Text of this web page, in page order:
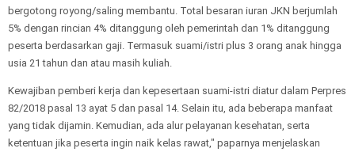
bergotong royong/saling membantu. Total besaran iuran JKN berjumlah
5% dengan rincian 4% ditanggung oleh pemerintah dan 1% ditanggung
peserta berdasarkan gaji. Termasuk suami/istri plus 3 orang anak hingga
usia 21 tahun dan atau masih kuliah.
Kewajiban pemberi kerja dan kepesertaan suami-istri diatur dalam Perpres
82/2018 pasal 13 ayat 5 dan pasal 14. Selain itu, ada beberapa manfaat
yang tidak dijamin. Kemudian, ada alur pelayanan kesehatan, serta
ketentuan jika peserta ingin naik kelas rawat," paparnya menjelaskan